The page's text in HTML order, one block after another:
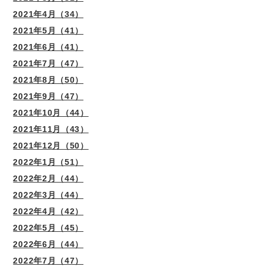
2021年4月（34）
2021年5月（41）
2021年6月（41）
2021年7月（47）
2021年8月（50）
2021年9月（47）
2021年10月（44）
2021年11月（43）
2021年12月（50）
2022年1月（51）
2022年2月（44）
2022年3月（44）
2022年4月（42）
2022年5月（45）
2022年6月（44）
2022年7月（47）